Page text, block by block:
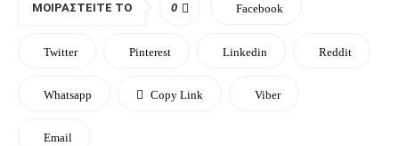
ΜΟΙΡΑΣΤΕΊΤΕ ΤΟ 0 Facebook
Twitter Pinterest Linkedin Reddit
Whatsapp Copy Link Viber
Email